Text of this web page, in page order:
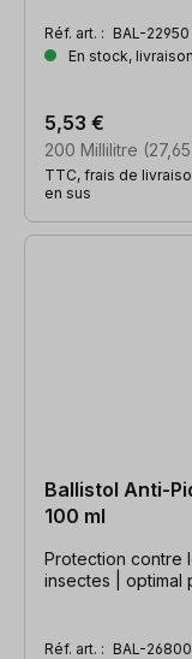
Réf. art. : BAL-22950
En stock,
200 Millilitre
5,53 €
TTC, frais de
en sus
Ballistol Anti-
100 ml
Protection contre
insectes | optimal
Réf. art. : BAL-26800